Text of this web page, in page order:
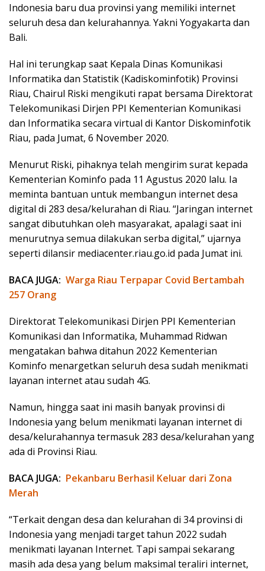
Indonesia baru dua provinsi yang memiliki internet
seluruh desa dan kelurahannya. Yakni Yogyakarta dan
Bali.
Hal ini terungkap saat Kepala Dinas Komunikasi
Informatika dan Statistik (Kadiskominfotik) Provinsi
Riau, Chairul Riski mengikuti rapat bersama Direktorat
Telekomunikasi Dirjen PPI Kementerian Komunikasi
dan Informatika secara virtual di Kantor Diskominfotik
Riau, pada Jumat, 6 November 2020.
Menurut Riski, pihaknya telah mengirim surat kepada
Kementerian Kominfo pada 11 Agustus 2020 lalu. Ia
meminta bantuan untuk membangun internet desa
digital di 283 desa/kelurahan di Riau. “Jaringan internet
sangat dibutuhkan oleh masyarakat, apalagi saat ini
menurutnya semua dilakukan serba digital,” ujarnya
seperti dilansir mediacenter.riau.go.id pada Jumat ini.
BACA JUGA: Warga Riau Terpapar Covid Bertambah
257 Orang
Direktorat Telekomunikasi Dirjen PPI Kementerian
Komunikasi dan Informatika, Muhammad Ridwan
mengatakan bahwa ditahun 2022 Kementerian
Kominfo menargetkan seluruh desa sudah menikmati
layanan internet atau sudah 4G.
Namun, hingga saat ini masih banyak provinsi di
Indonesia yang belum menikmati layanan internet di
desa/kelurahannya termasuk 283 desa/kelurahan yang
ada di Provinsi Riau.
BACA JUGA: Pekanbaru Berhasil Keluar dari Zona
Merah
“Terkait dengan desa dan kelurahan di 34 provinsi di
Indonesia yang menjadi target tahun 2022 sudah
menikmati layanan Internet. Tapi sampai sekarang
masih ada desa yang belum maksimal teraliri internet,